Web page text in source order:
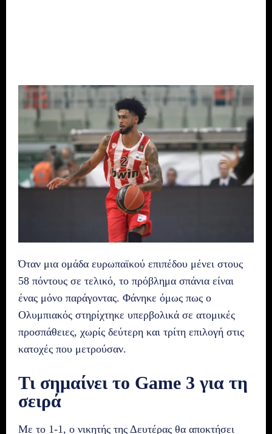
Όταν μια ομάδα ευρωπαϊκού επιπέδου μένει στους
58 πόντους σε τελικό, το πρόβλημα σπάνια είναι
ένας μόνο παράγοντας. Φάνηκε όμως πως ο
Ολυμπιακός στηρίχτηκε υπερβολικά σε ατομικές
προσπάθειες, χωρίς δεύτερη και τρίτη επιλογή στις
κατοχές που μετρούσαν.
Τι σημαίνει το Game 3 για τη
σειρά
Με το 1-1, ο νικητής της Δευτέρας θα αποκτήσει